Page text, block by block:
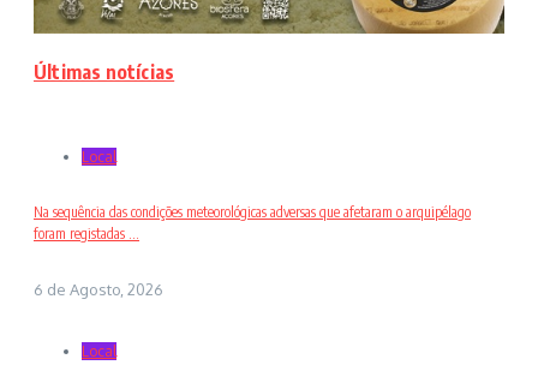
Últimas notícias
Local
Na sequência das condições meteorológicas adversas que afetaram o arquipélago
foram registadas ...
6 de Agosto, 2026
Local